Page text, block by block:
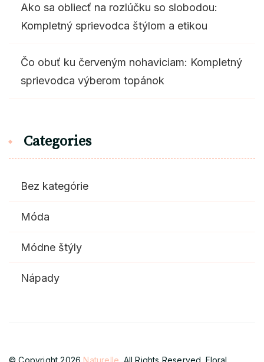
Ako sa obliecť na rozlúčku so slobodou:
Kompletný sprievodca štýlom a etikou
Čo obuť ku červeným nohaviciam: Kompletný
sprievodca výberom topánok
Categories
Bez kategórie
Móda
Módne štýly
Nápady
© Copyright 2026 Naturelle . All Rights Reserved. Floral